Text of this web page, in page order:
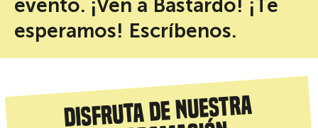
evento. ¡Ven a Bastardo! ¡Te
esperamos! Escríbenos.
Disfruta de nuestra